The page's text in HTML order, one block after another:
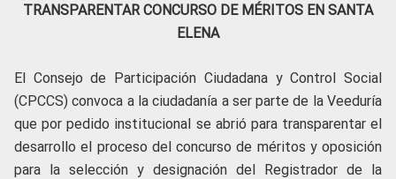
TRANSPARENTAR CONCURSO DE MÉRITOS EN SANTA
ELENA
El Consejo de Participación Ciudadana y Control Social
(CPCCS) convoca a la ciudadanía a ser parte de la Veeduría
que por pedido institucional se abrió para transparentar el
desarrollo el proceso del concurso de méritos y oposición
para la selección y designación del Registrador de la